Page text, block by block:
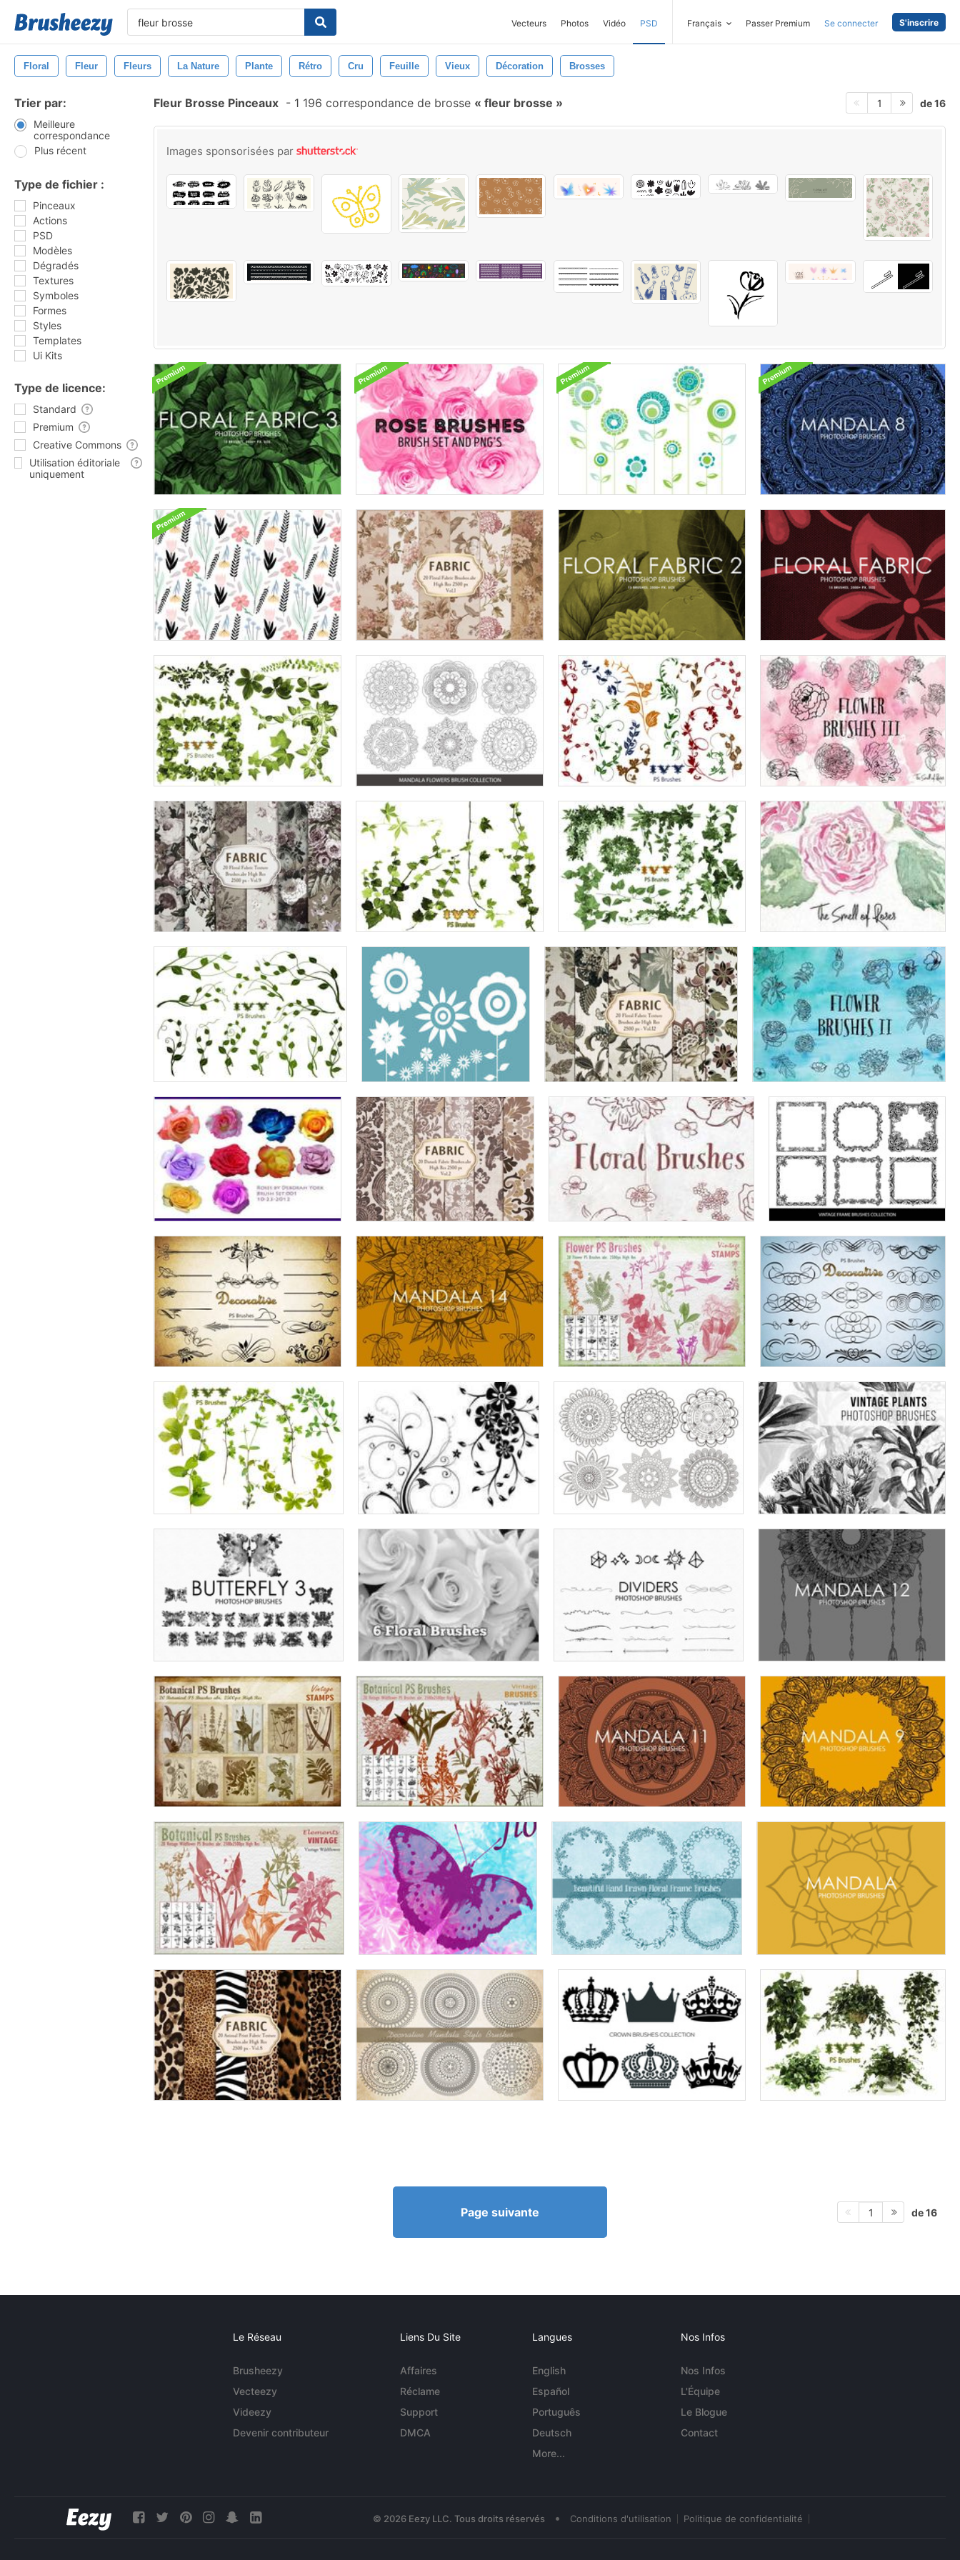
Vecteurs Photos Vidéo PSD Français Passer Premium Se connecter S'inscrire
Floral Fleur Fleurs La Nature Plante Rétro Cru Feuille Vieux Décoration Brosses
Trier par:
Meilleure
correspondance
Plus récent
Type de fichier :
Pinceaux
Actions
PSD
Modèles
Dégradés
Textures
Symboles
Formes
Styles
Templates
Ui Kits
Type de licence:
Standard
Premium
Creative Commons
Utilisation éditoriale
uniquement
Fleur Brosse Pinceaux - 1 196 correspondance de brosse fleur brosse 1 de 16
Images sponsorisées par
Page suivante 1 de 16
Le Réseau
Brusheezy
Vecteezy
Videezy
Devenir contributeur
Liens Du Site
Affaires
Réclame
Support
DMCA
Langues
English
Español
Português
Deutsch
More...
Nos Infos
Nos Infos
L'Équipe
Le Blogue
Contact
© 2026 Eezy LLC. Tous droits réservés • Conditions d'utilisation Politique de confidentialité